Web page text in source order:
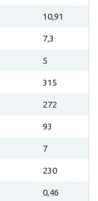
10,91
7,3
5
315
272
93
7
230
0,46